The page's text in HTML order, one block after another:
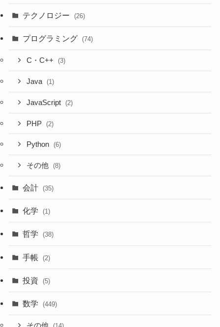
テクノロジー (26)
プログラミング (74)
C・C++ (3)
Java (1)
JavaScript (2)
PHP (2)
Python (6)
その他 (8)
会計 (35)
化学 (1)
哲学 (38)
手帳 (2)
投資 (5)
数学 (449)